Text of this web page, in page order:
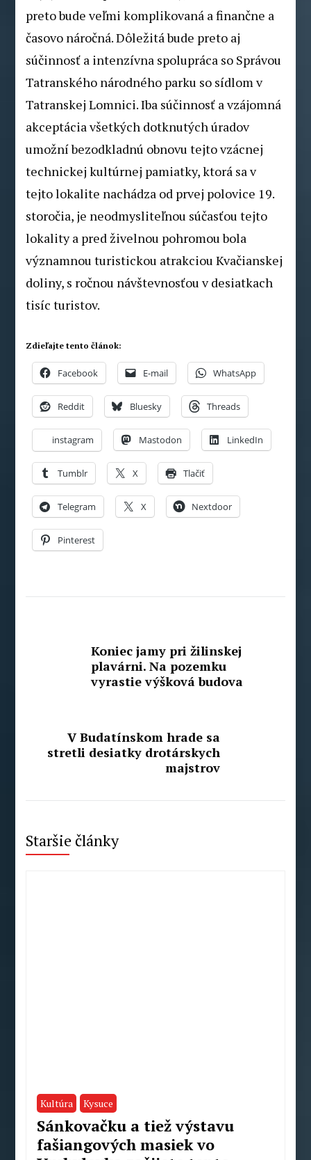
preto bude veľmi komplikovaná a finančne a
časovo náročná. Dôležitá bude preto aj
súčinnosť a intenzívna spolupráca so Správou
Tatranského národného parku so sídlom v
Tatranskej Lomnici. Iba súčinnosť a vzájomná
akceptácia všetkých dotknutých úradov
umožní bezodkladnú obnovu tejto vzácnej
technickej kultúrnej pamiatky, ktorá sa v
tejto lokalite nachádza od prvej polovice 19.
storočia, je neodmysliteľnou súčasťou tejto
lokality a pred živelnou pohromou bola
významnou turistickou atrakciou Kvačianskej
doliny, s ročnou návštevnosťou v desiatkach
tisíc turistov.
Zdieľajte tento článok:
Facebook E-mail WhatsApp
Reddit Bluesky Threads
instagram Mastodon LinkedIn
Tumblr X Tlačiť
Telegram X Nextdoor
Pinterest
Koniec jamy pri žilinskej
plavárni. Na pozemku
vyrastie výšková budova
V Budatínskom hrade sa
stretli desiatky drotárskych
majstrov
Staršie články
Kultúra Kysuce
Sánkovačku a tiež výstavu
fašiangových masiek vo